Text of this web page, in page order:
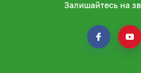
Залишайтесь на